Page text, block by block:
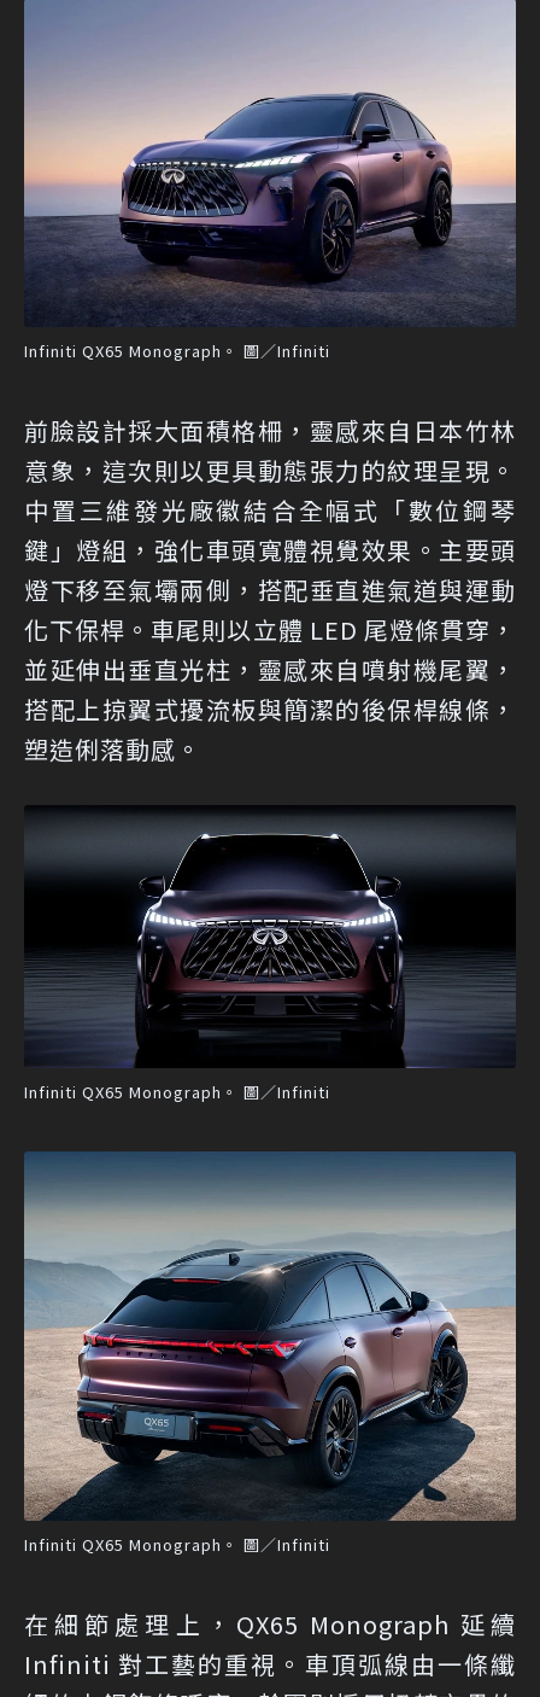
Infiniti QX65 Monograph。 圖／Infiniti
前臉設計採大面積格柵，靈感來自日本竹林
意象，這次則以更具動態張力的紋理呈現。
中置三維發光廠徽結合全幅式「數位鋼琴
鍵」燈組，強化車頭寬體視覺效果。主要頭
燈下移至氣壩兩側，搭配垂直進氣道與運動
化下保桿。車尾則以立體 LED 尾燈條貫穿，
並延伸出垂直光柱，靈感來自噴射機尾翼，
搭配上掠翼式擾流板與簡潔的後保桿線條，
塑造俐落動感。
Infiniti QX65 Monograph。 圖／Infiniti
Infiniti QX65 Monograph。 圖／Infiniti
在細節處理上，QX65 Monograph 延續
Infiniti 對工藝的重視。車頂弧線由一條纖